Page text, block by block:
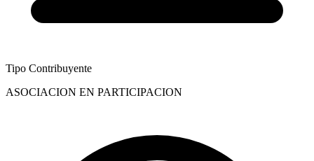
Tipo Contribuyente
ASOCIACION EN PARTICIPACION